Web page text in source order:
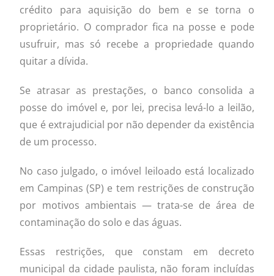
crédito para aquisição do bem e se torna o
proprietário. O comprador fica na posse e pode
usufruir, mas só recebe a propriedade quando
quitar a dívida.
Se atrasar as prestações, o banco consolida a
posse do imóvel e, por lei, precisa levá-lo a leilão,
que é extrajudicial por não depender da existência
de um processo.
No caso julgado, o imóvel leiloado está localizado
em Campinas (SP) e tem restrições de construção
por motivos ambientais — trata-se de área de
contaminação do solo e das águas.
Essas restrições, que constam em decreto
municipal da cidade paulista, não foram incluídas